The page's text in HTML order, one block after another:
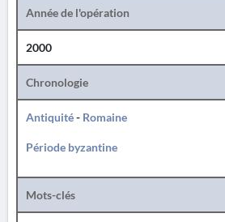
Année de l'opération
2000
Chronologie
Antiquité- Romaine
Période byzantine
Mots-clés